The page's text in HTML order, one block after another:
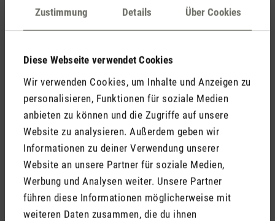
Zustimmung Details Über Cookies
Diese Webseite verwendet Cookies
Wir verwenden Cookies, um Inhalte und Anzeigen zu
personalisieren, Funktionen für soziale Medien
anbieten zu können und die Zugriffe auf unsere
Website zu analysieren. Außerdem geben wir
Informationen zu deiner Verwendung unserer
Website an unsere Partner für soziale Medien,
Werbung und Analysen weiter. Unsere Partner
führen diese Informationen möglicherweise mit
weiteren Daten zusammen, die du ihnen
Meinen Namen nicht öffentlich anzeigen (Deine E-Mail
wird nie öffentlich angezeigt).